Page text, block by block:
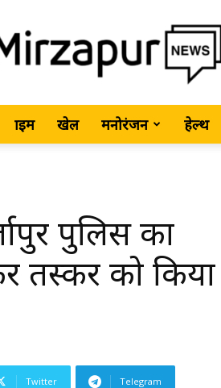
MirzapurNews.com
क्राइम खेल मनोरंजन हेल्थ
पुलिस का
तस्कर को किया
Twitter Telegram